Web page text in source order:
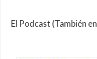
El Podcast (También en